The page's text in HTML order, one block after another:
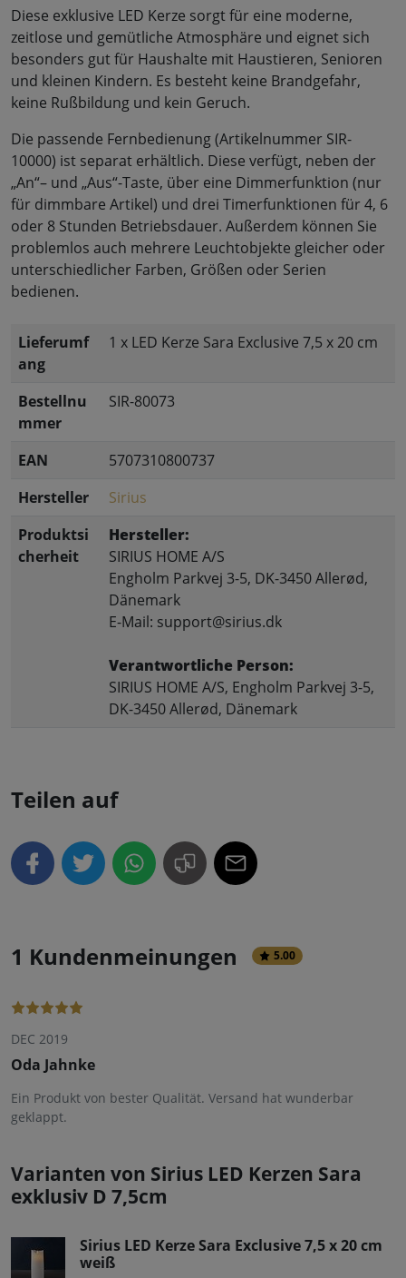
Diese exklusive LED Kerze sorgt für eine moderne,
zeitlose und gemütliche Atmosphäre und eignet sich
besonders gut für Haushalte mit Haustieren, Senioren
und kleinen Kindern. Es besteht keine Brandgefahr,
keine Rußbildung und kein Geruch.
Die passende Fernbedienung (Artikelnummer SIR-
10000) ist separat erhältlich. Diese verfügt, neben der
„An“– und „Aus“-Taste, über eine Dimmerfunktion (nur
für dimmbare Artikel) und drei Timerfunktionen für 4, 6
oder 8 Stunden Betriebsdauer. Außerdem können Sie
problemlos auch mehrere Leuchtobjekte gleicher oder
unterschiedlicher Farben, Größen oder Serien
bedienen.
Lieferumf
ang
1 x LED Kerze Sara Exclusive 7,5 x 20 cm
Bestellnu
mmer
SIR-80073
EAN
5707310800737
Hersteller
Sirius
Produktsi
cherheit
Hersteller:
SIRIUS HOME A/S
Engholm Parkvej 3-5, DK-3450 Allerød,
Dänemark
E-Mail: support@sirius.dk
Verantwortliche Person:
SIRIUS HOME A/S, Engholm Parkvej 3-5,
DK-3450 Allerød, Dänemark
Teilen auf
1 Kundenmeinungen 5.00
DEC 2019
Oda Jahnke
Ein Produkt von bester Qualität. Versand hat wunderbar
geklappt.
Varianten von Sirius LED Kerzen Sara
exklusiv D 7,5cm
Sirius LED Kerze Sara Exclusive 7,5 x 20 cm
weiß